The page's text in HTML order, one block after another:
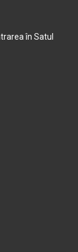
în Satul